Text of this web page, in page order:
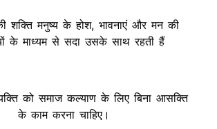
शक्ति मनुष्य के होश, भावनाएं और मन की
के माध्यम से सदा उसके साथ रहती हैं
को समाज कल्याण के लिए बिना आसक्ति
के काम करना चाहिए।